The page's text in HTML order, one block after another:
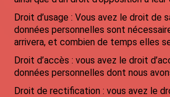
Droit d’usage : Vous avez le droit de
données personnelles sont
arrivera, et combien de temps elles
Droit d’accès : vous avez le droit
données personnelles dont nous
Droit de rectification : vous avez le